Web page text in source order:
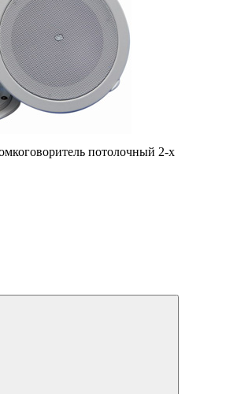
потолочный 2-х